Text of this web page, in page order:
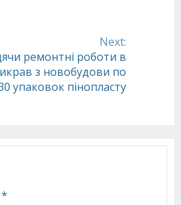
Next:
ремонтні роботи в
з новобудови по
упаковок пінопласту
*